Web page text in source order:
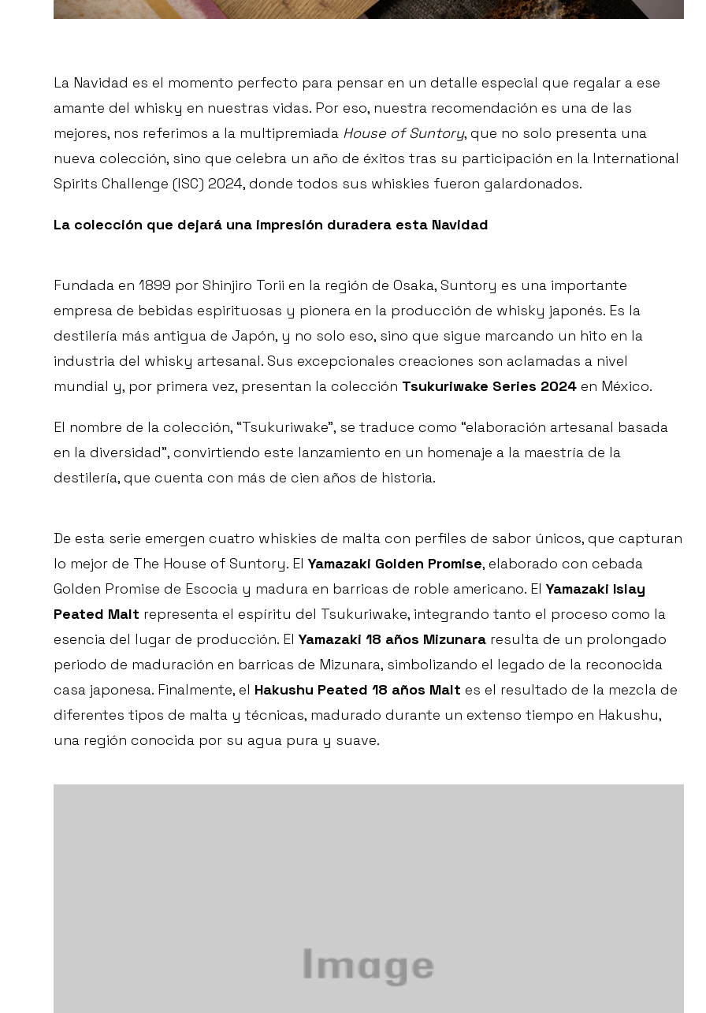
La Navidad es el momento perfecto para pensar en un detalle especial que regalar a ese
amante del whisky en nuestras vidas. Por eso, nuestra recomendación es una de las
mejores, nos referimos a la multipremiada House of Suntory, que no solo presenta una
nueva colección, sino que celebra un año de éxitos tras su participación en la International
Spirits Challenge (ISC) 2024, donde todos sus whiskies fueron galardonados.
La colección que dejará una impresión duradera esta Navidad
Fundada en 1899 por Shinjiro Torii en la región de Osaka, Suntory es una importante
empresa de bebidas espirituosas y pionera en la producción de whisky japonés. Es la
destilería más antigua de Japón, y no solo eso, sino que sigue marcando un hito en la
industria del whisky artesanal. Sus excepcionales creaciones son aclamadas a nivel
mundial y, por primera vez, presentan la colección Tsukuriwake Series 2024 en México.
El nombre de la colección, “Tsukuriwake”, se traduce como “elaboración artesanal basada
en la diversidad”, convirtiendo este lanzamiento en un homenaje a la maestría de la
destilería, que cuenta con más de cien años de historia.
De esta serie emergen cuatro whiskies de malta con perfiles de sabor únicos, que capturan
lo mejor de The House of Suntory. El Yamazaki Golden Promise, elaborado con cebada
Golden Promise de Escocia y madura en barricas de roble americano. El Yamazaki Islay
Peated Malt representa el espíritu del Tsukuriwake, integrando tanto el proceso como la
esencia del lugar de producción. El Yamazaki 18 años Mizunara resulta de un prolongado
periodo de maduración en barricas de Mizunara, simbolizando el legado de la reconocida
casa japonesa. Finalmente, el Hakushu Peated 18 años Malt es el resultado de la mezcla de
diferentes tipos de malta y técnicas, madurado durante un extenso tiempo en Hakushu,
una región conocida por su agua pura y suave.